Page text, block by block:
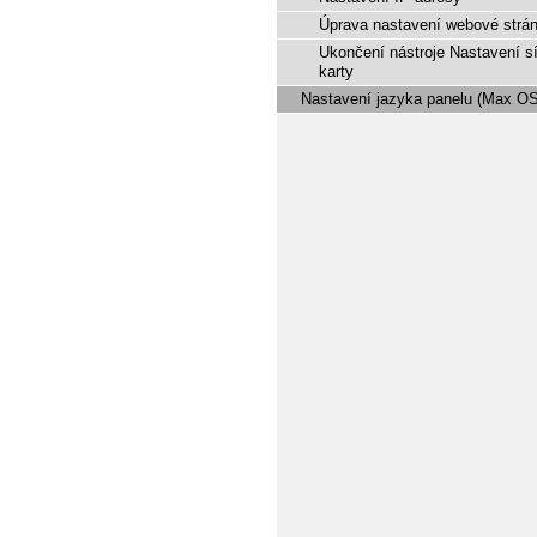
Úprava nastavení webové
Ukončení nástroje Nastavení
karty
Nastavení jazyka panelu (Max